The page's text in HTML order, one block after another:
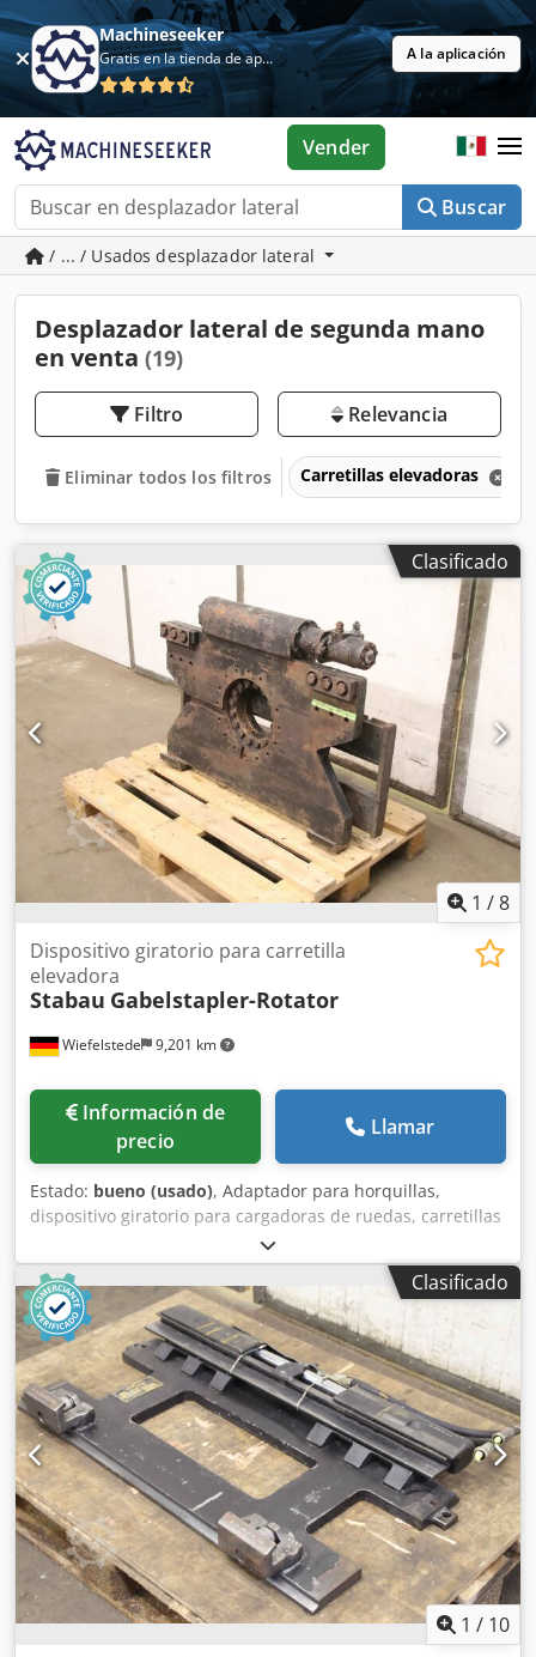
Machineseeker
Gratis en la tienda de aplicaciones A la aplicación
Buscar
Vender
/ ... / Usados desplazador lateral
Desplazador lateral de segunda mano
en venta (19)
Filtro Relevancia
Eliminar todos los filtros Carretillas elevadoras
Clasificado
1 /8
Wiefelstede 9,201 km
Dispositivo giratorio para carretilla
elevadora
Stabau Gabelstapler-Rotator
Información de
precio
Llamar
Estado: bueno (usado), Adaptador para horquillas,
dispositivo giratorio para cargadoras de ruedas, carretillas
elevadoras, carretillas elevadoras telescópicas, carretillas
elevadoras, dispositivo giratorio, rotador para carretillas
elevadoras -Fabricante: Stabau, rotador para carretillas
elevadoras, dispositivo giratorio de 360° con rotación
continua Credpfxozkg U Ho Ad Isf -Tipo: lamentablemente,
sin identificación de tipo -Capacidad de carga:
aproximadamente 2.500 kg -Dimensiones de montaje: ver
fotos -Dimensiones: 1050/205/A755 mm -Peso: 353 kg
Clasificado
1 / 10